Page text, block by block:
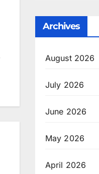
Archives
August 2026
July 2026
June 2026
May 2026
April 2026